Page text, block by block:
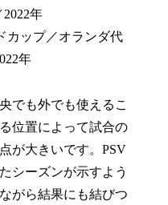
年
カップ／オランダ代
年
でも外でも使えるこ
位置によって試合の
が大きいです。PSV
シーズンが示すよう
がら結果にも結びつ